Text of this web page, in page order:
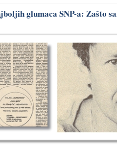
glumaca SNP-a: Zašto